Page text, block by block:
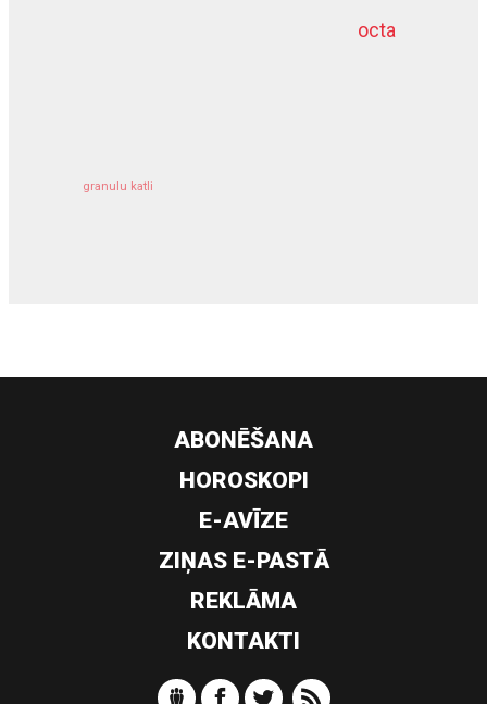
octa
granulu katli
dziļurbums
ABONĒŠANA
HOROSKOPI
E-AVĪZE
ZIŅAS E-PASTĀ
REKLĀMA
KONTAKTI